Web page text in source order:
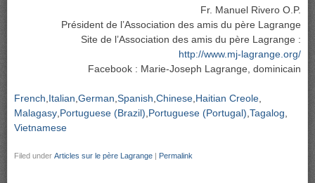
Fr. Manuel Rivero O.P.
Président de l’Association des amis du père Lagrange
Site de l’Association des amis du père Lagrange :
http://www.mj-lagrange.org/
Facebook : Marie-Joseph Lagrange, dominicain
French Italian German Spanish Chinese Haitian Creole
Malagasy Portuguese (Brazil) Portuguese (Portugal) Tagalog
Vietnamese
Filed under Articles sur le père Lagrange | Permalink